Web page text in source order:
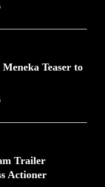
Teaser to
Trailer
Actioner